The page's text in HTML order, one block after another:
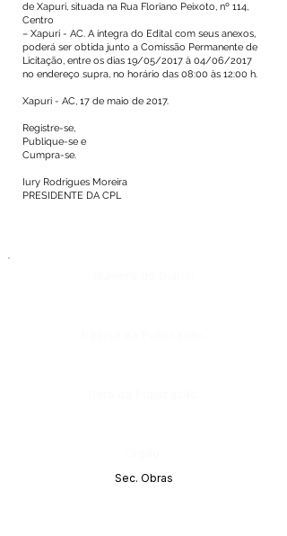
de Xapuri, situada na Rua Floriano Peixoto, nº 114,
Centro
– Xapuri - AC. A íntegra do Edital com seus anexos,
poderá ser obtida junto a Comissão Permanente de
Licitação, entre os dias 19/05/2017 à 04/06/2017
no endereço supra, no horário das 08:00 às 12:00 h.
Xapuri - AC, 17 de maio de 2017.
Registre-se,
Publique-se e
Cumpra-se.
Iury Rodrigues Moreira
PRESIDENTE DA CPL
Sec. Obras